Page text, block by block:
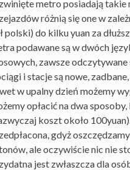
metro posiadają takie
różnią się one w
polski) do kilku yuan za
podawane są w dwóch
zawsze
i stacje są nowe,
w upalny dzień możemy
opłacić na dwa
koszt około
gdyż
ale oczywiście nic nie
jest zwłaszcza dla